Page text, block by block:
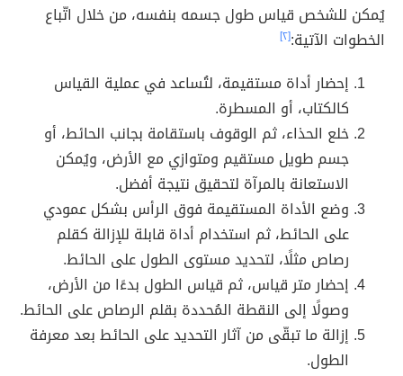
يُمكن للشخص قياس طول جسمه بنفسه، من خلال اتّباع
الخطوات الآتية:[٢]
إحضار أداة مستقيمة، لتُساعد في عملية القياس
كالكتاب، أو المسطرة.
خلع الحذاء، ثم الوقوف باستقامة بجانب الحائط، أو
جسم طويل مستقيم ومتوازي مع الأرض، ويُمكن
الاستعانة بالمرآة لتحقيق نتيجة أفضل.
وضع الأداة المستقيمة فوق الرأس بشكل عمودي
على الحائط، ثم استخدام أداة قابلة للإزالة كقلم
رصاص مثلًا، لتحديد مستوى الطول على الحائط.
إحضار متر قياس، ثم قياس الطول بدءًا من الأرض،
وصولًا إلى النقطة المُحددة بقلم الرصاص على الحائط.
إزالة ما تبقّى من آثار التحديد على الحائط بعد معرفة
الطول.